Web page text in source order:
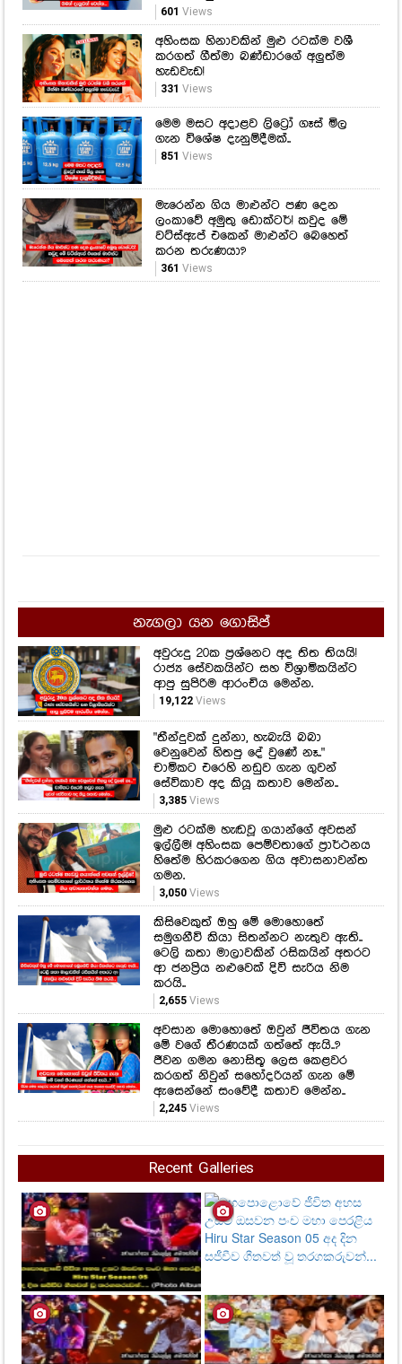
601 Views
අහිංසක හිනාවකින් මුළු රටක්ම වශී
කරගත් ගීත්මා බණ්ඩාරගේ අලුත්ම
හැඩවැඩ!
331 Views
මෙම මසට අදාළව ලිට්‍රෝ ගෑස් මිල
ගැන විශේෂ දැනුම්දීමක්..
851 Views
මැරෙන්න ගිය මාළුන්ට පණ දෙන
ලංකාවේ අමුතු ඩොක්ටර්! කවුද මේ
වට්ස්ඇප් එකෙන් මාළුන්ට බෙහෙත්
කරන තරුණයා?
361 Views
නැගලා යන ගොසිප්
අවුරුදු 20ක ප්‍රශ්නෙට අද තිත තියයි!
රාජ්‍ය සේවකයින්ට සහ විශ්‍රාමිකයින්ට
ආපු සුපිරිම ආරංචිය මෙන්න.
19,122Views
"තීන්දුවක් දුන්නා, හැබැයි බබා
වෙනුවෙන් හිතපු දේ වුණේ නෑ.."
චාමිකට එරෙහි නඩුව ගැන ගුවන්
සේවිකාව අද කියූ කතාව මෙන්න..
3,385Views
මුළු රටක්ම හැඬවූ ගයාන්ගේ අවසන්
ඉල්ලීම! අහිංසක පෙම්වතාගේ ප්‍රාර්ථනය
හිතේම හිරකරගෙන ගිය අවාසනාවන්ත
ගමන.
3,050Views
කිසිවෙකුත් ඔහු මේ මොහොතේ
සමුගනීවි කියා සිතන්නට නැතුව ඇති..
ටෙලි කතා මාලාවකින් රසිකයින් අතරට
ආ ජනප්‍රිය නළුවෙක් දිවි සැරිය නිම
කරයි..
2,655Views
අවසාන මොහොතේ ඔවුන් ජීවිතය ගැන
මේ වගේ තීරණයක් ගත්තේ ඇයි..?
ජීවන ගමන නොසිතූ ලෙස කෙළවර
කරගත් නිවුන් සහෝදරියන් ගැන මේ
ඇසෙන්නේ සංවේදී කතාව මෙන්න..
2,245Views
Recent Galleries